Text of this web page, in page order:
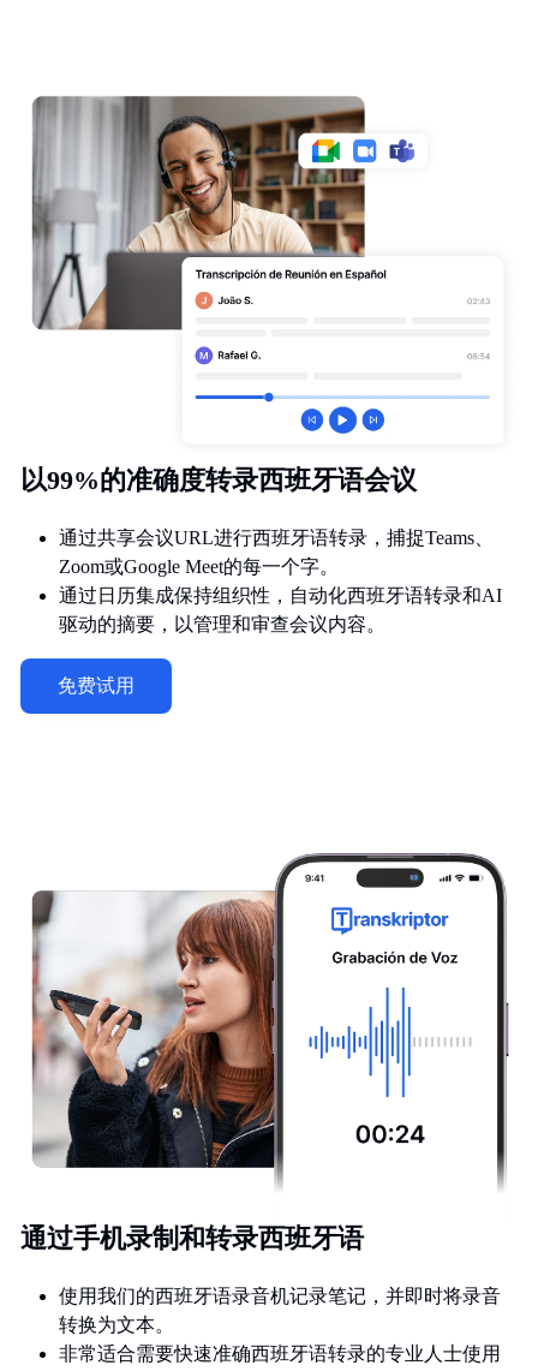
以99%的准确度转录西班牙语会议
通过共享会议URL进行西班牙语转录，捕捉Teams、
Zoom或Google Meet的每一个字。
通过日历集成保持组织性，自动化西班牙语转录和AI
驱动的摘要，以管理和审查会议内容。
免费试用
通过手机录制和转录西班牙语
使用我们的西班牙语录音机记录笔记，并即时将录音
转换为文本。
非常适合需要快速准确西班牙语转录的专业人士使用